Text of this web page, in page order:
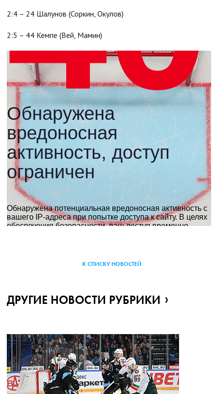
2:4 – 24 Шалунов (Соркин, Окулов)
2:5 – 44 Кемпе (Вей, Мамин)
К СПИСКУ НОВОСТЕЙ
ДРУГИЕ НОВОСТИ РУБРИКИ